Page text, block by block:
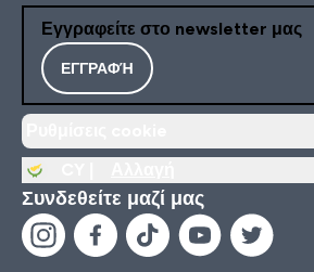
Εγγραφείτε στο newsletter μας
ΕΓΓΡΑΦΉ
Συνδεθείτε μαζί μας